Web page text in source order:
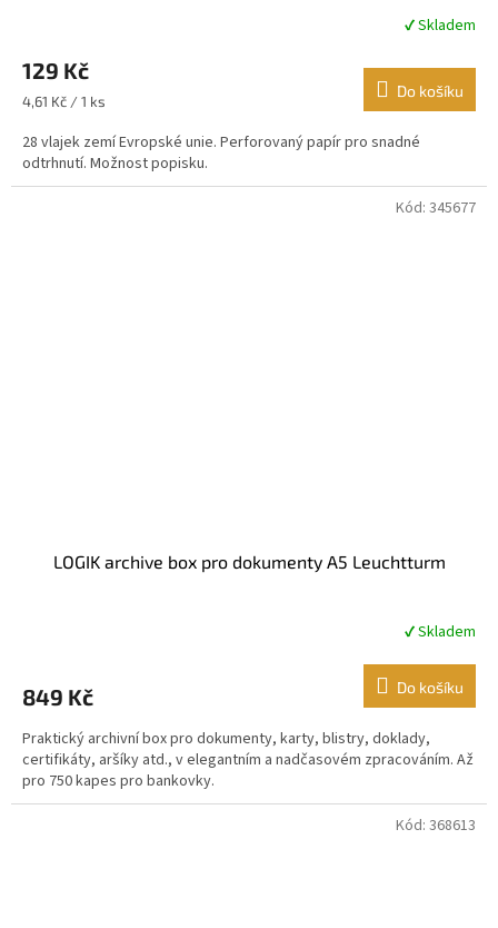
produktu
je
5,0
z
5
✔ Skladem
129 Kč
Měrná
4,61 Kč / 1 ks
Do košíku
28 vlajek zemí Evropské unie. Perforovaný papír pro snadné
odtrhnutí. Možnost popisku.
LOGIK archive box pro dokumenty A5 Leuchtturm
je
z
5
hvězdiček.
✔ Skladem
849 Kč Do košíku
Praktický archivní box pro dokumenty, karty, blistry, doklady,
certifikáty, aršíky atd., v elegantním a nadčasovém zpracováním. Až
pro 750 kapes pro bankovky.
Kód: 345677
Kód: 368613